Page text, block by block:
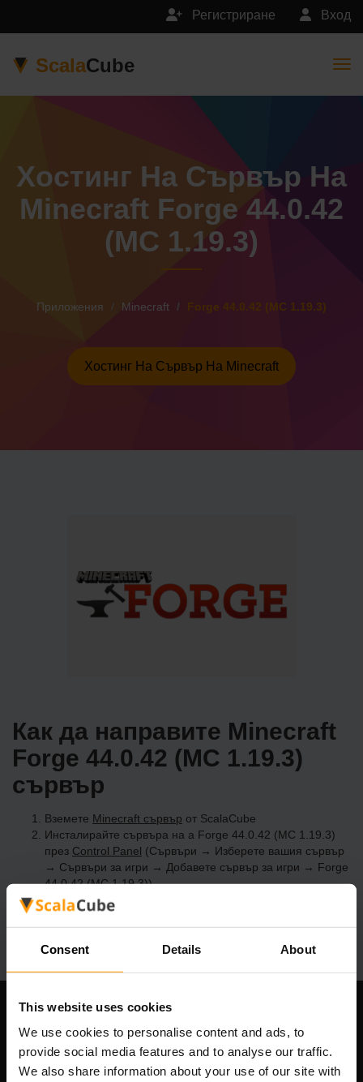
Consent Details About
This website uses cookies
We use cookies to personalise content and ads, to
provide social media features and to analyse our traffic.
We also share information about your use of our site with
Вход
Регистриране
ScalaCube
Хостинг На Сървър На
Minecraft Forge 44.0.42
(MC 1.19.3)
Приложения Minecraft Forge 44.0.42 (MC 1.19.3)
Хостинг На Сървър На Minecraft
Как да направите Minecraft
Forge 44.0.42 (MC 1.19.3)
сървър
Вземете Minecraft сървър от ScalaCube
Инсталирайте сървъра на a Forge 44.0.42 (MC 1.19.3)
през Control Panel (Сървъри → Изберете вашия сървър
→ Сървъри за игри → Добавете сървър за игри → Forge
44.0.42 (MC 1.19.3))
Приятна игра на сървъра!